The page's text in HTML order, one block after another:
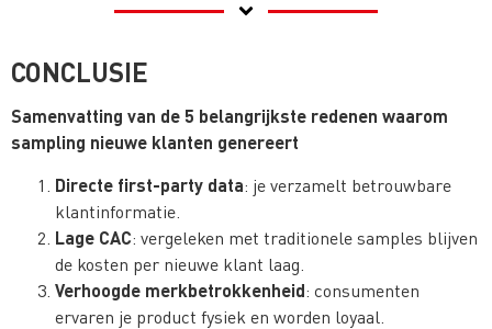
CONCLUSIE
Samenvatting van de 5 belangrijkste redenen waarom
sampling nieuwe klanten genereert
Directe first-party data: je verzamelt betrouwbare
klantinformatie.
Lage CAC: vergeleken met traditionele samples blijven
de kosten per nieuwe klant laag.
Verhoogde merkbetrokkenheid: consumenten
ervaren je product fysiek en worden loyaal.